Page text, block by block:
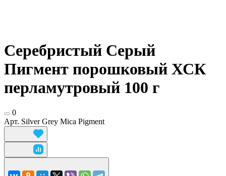
Серебристый Серый
Пигмент порошковый ХСК
перламутровый 100 г
0
Арт. Silver Grey Mica Pigment